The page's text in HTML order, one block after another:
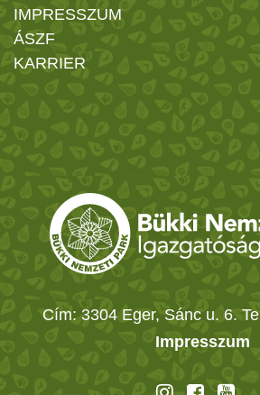
IMPRESSZUM
ÁSZF
KARRIER
Cím: 3304 Eger, Sánc u. 6.
Impresszum